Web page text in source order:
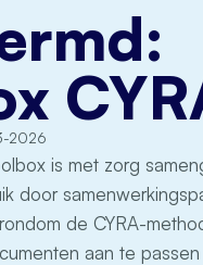
2026
is met zorg
door
de CYRA-
aan te